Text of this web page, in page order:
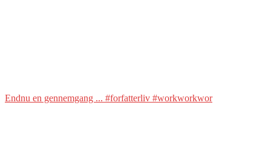
Endnu en gennemgang ... #forfatterliv #workworkwor